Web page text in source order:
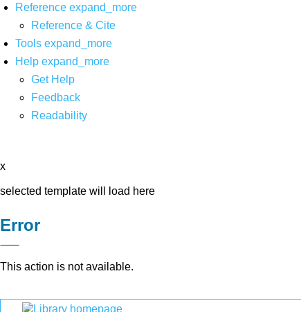
Reference expand_more
Reference & Cite
Tools expand_more
Help expand_more
Get Help
Feedback
Readability
x
selected template will load here
Error
This action is not available.